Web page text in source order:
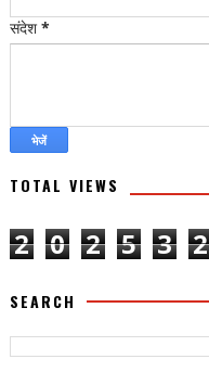
संदेश *
TOTAL VIEWS
2 0 2 5 3 2
SEARCH